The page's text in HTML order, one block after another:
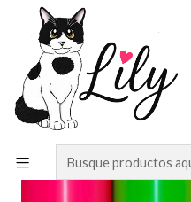
Inicio VINILOS
ROLLO VINILO PU colores
DARK.